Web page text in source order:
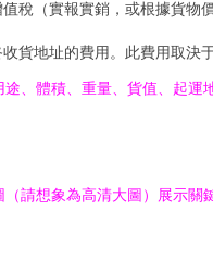
稅（實報實銷，或根據貨
貨地址的費用。此費用取
、體積、重量、貨值、起
請想象為高清大圖）展示關